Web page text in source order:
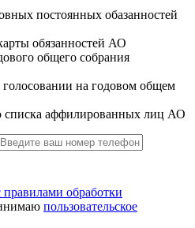
постоянных обазанностей
обязанностей АО
общего собрания
на годовом общем
списка аффилированных лиц АО
правилами обработки
пользовательское